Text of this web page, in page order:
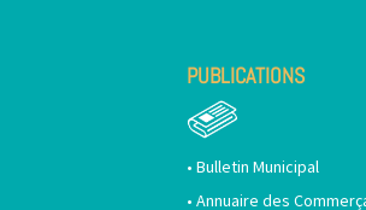
PUBLICATIONS
• Bulletin Municipal
• Annuaire des